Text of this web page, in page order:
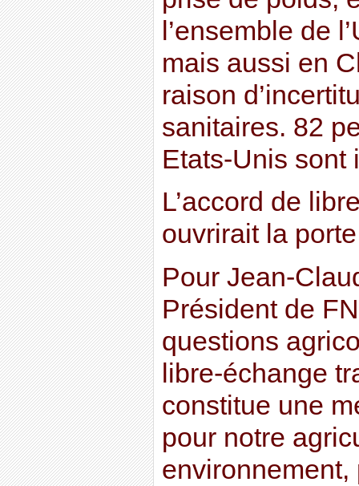
l’ensemble de
mais aussi en
raison
sanitaires. 82
Etats-Unis sont
L’accord de
ouvrirait la
Pour Jean-
Président de
questions
libre-échange
constitue une
pour notre
environnement,